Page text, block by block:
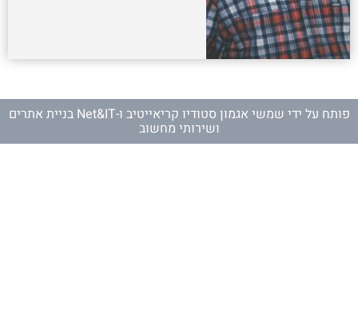
פותח על ידי שמשי אגמון סטודיו קריאייטיב ו- Net&IT בניית אתרים
ושירותי מחשוב